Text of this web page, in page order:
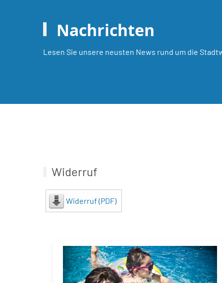
Nachrichten
Lesen Sie unsere neusten News rund um die
Widerruf
Widerruf (PDF)